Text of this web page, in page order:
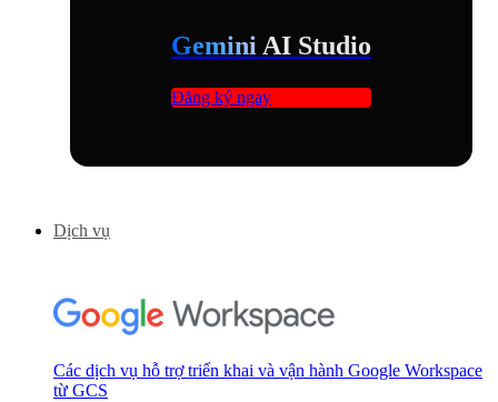
Gemini AI Studio
Đăng ký ngay
Dịch vụ
Các dịch vụ hỗ trợ triển khai và vận hành Google Workspace
từ GCS